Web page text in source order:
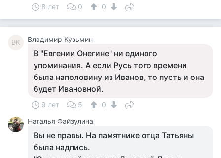
8 лет 0 0
ВК Владимир Кузьмин
В "Евгении Онегине" ни единого
упоминания. А если Русь того времени
была наполовину из Иванов, то пусть и она
будет Ивановной.
9 лет 5
0
Наталья Файзулина
Вы не правы. На памятнике отца Татьяны
была надпись.